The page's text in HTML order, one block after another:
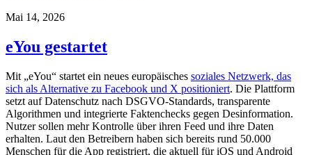
Mai 14, 2026
eYou gestartet
Mit „eYou“ startet ein neues europäisches soziales Netzwerk, das
sich als Alternative zu Facebook und X positioniert. Die Plattform
setzt auf Datenschutz nach DSGVO-Standards, transparente
Algorithmen und integrierte Faktenchecks gegen Desinformation.
Nutzer sollen mehr Kontrolle über ihren Feed und ihre Daten
erhalten. Laut den Betreibern haben sich bereits rund 50.000
Menschen für die App registriert, die aktuell für iOS und Android